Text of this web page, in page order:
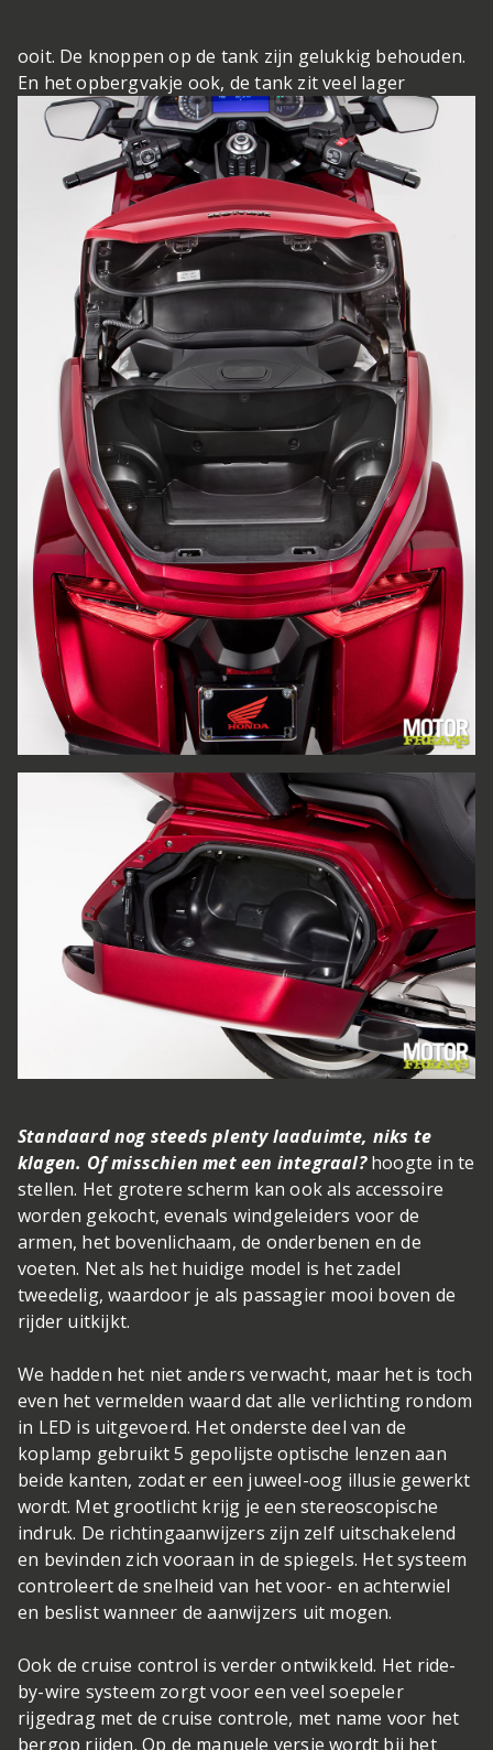
ooit. De knoppen op de tank zijn gelukkig behouden.
En het opbergvakje ook, de tank zit veel lager
Standaard nog steeds plenty laaduimte, niks te
klagen. Of misschien met een integraal?hoogte in te
stellen. Het grotere scherm kan ook als accessoire
worden gekocht, evenals windgeleiders voor de
armen, het bovenlichaam, de onderbenen en de
voeten. Net als het huidige model is het zadel
tweedelig, waardoor je als passagier mooi boven de
rijder uitkijkt.
We hadden het niet anders verwacht, maar het is toch
even het vermelden waard dat alle verlichting rondom
in LED is uitgevoerd. Het onderste deel van de
koplamp gebruikt 5 gepolijste optische lenzen aan
beide kanten, zodat er een juweel-oog illusie gewerkt
wordt. Met grootlicht krijg je een stereoscopische
indruk. De richtingaanwijzers zijn zelf uitschakelend
en bevinden zich vooraan in de spiegels. Het systeem
controleert de snelheid van het voor- en achterwiel
en beslist wanneer de aanwijzers uit mogen.
Ook de cruise control is verder ontwikkeld. Het ride-
by-wire systeem zorgt voor een veel soepeler
rijgedrag met de cruise controle, met name voor het
bergop rijden. Op de manuele versie wordt bij het